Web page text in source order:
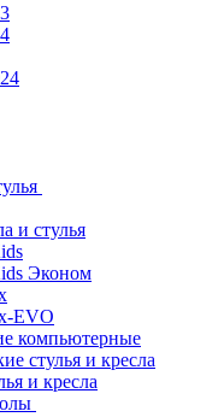
и стулья
Эконом
EVO
компьютерные
стулья и кресла
и кресла